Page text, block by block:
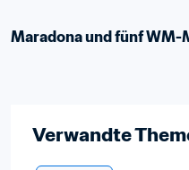
Maradona und fünf WM-
Verwandte